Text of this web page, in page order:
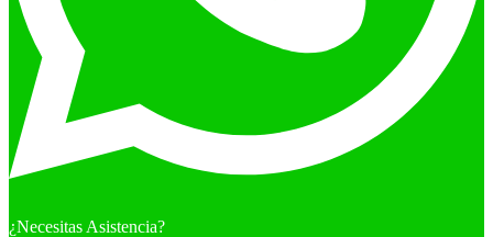
¿Necesitas Asistencia?